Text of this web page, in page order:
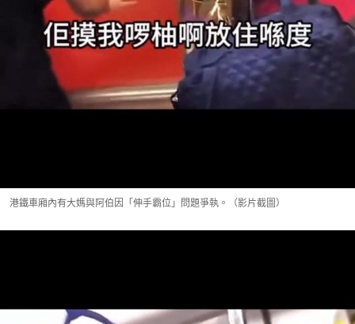
港鐵車廂內有大媽與阿伯因「伸手霸位」問題爭執。（影片截圖）